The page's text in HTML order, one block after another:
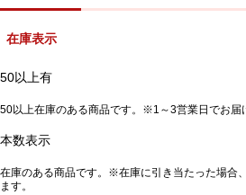
在庫表示
50以上有
50以上在庫のある商品です。※1～3営業日でお届
本数表示
在庫のある商品です。※在庫に引き当たった場合
ます。